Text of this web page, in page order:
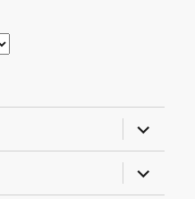
almenü
almenü